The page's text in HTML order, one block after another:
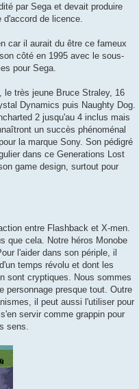
par Sega et devait produire
de licence.
car il aurait du être ce fameux
côté en 1995 avec le sous-
pour Sega.
le très jeune Bruce Straley, 16
Dynamics puis Naughty Dog.
2 jusqu'au 4 inclus mais
un succès phénoménal
la marque Sony. Son pédigré
dans ce Generations Lost
game design, surtout pour
entre Flashback et X-men.
que cela. Notre héros Monobe
l'aider dans son périple, il
temps révolu et dont les
sont cryptiques. Nous sommes
personnage presque tout. Outre
il peut aussi l'utiliser pour
servir comme grappin pour
sens.